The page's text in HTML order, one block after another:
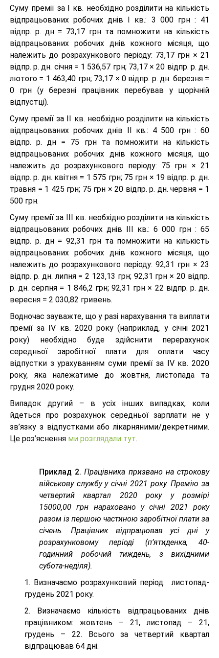
Суму премії за І кв. необхідно розділити на кількість
відпрацьованих робочих днів І кв.: 3 000 грн : 41
відпр. р. дн = 73,17 грн та помножити на кількість
відпрацьованих робочих днів кожного місяця, що
належить до розрахункового періоду: 73,17 грн × 21
відпр. р. дн. січня = 1 536,57 грн; 73,17 × 20 відпр. р. дн.
лютого = 1 463,40 грн; 73,17 × 0 відпр. р. дн. березня =
0 грн (у березні працівник перебував у щорічній
відпустці).
Суму премії за ІІ кв. необхідно розділити на кількість
відпрацьованих робочих днів ІІ кв.: 4 500 грн : 60
відпр. р. дн = 75 грн та помножити на кількість
відпрацьованих робочих днів кожного місяця, що
належить до розрахункового періоду: 75 грн × 21
відпр. р. дн. квітня = 1 575 грн; 75 грн × 19 відпр. р. дн.
травня = 1 425 грн; 75 грн × 20 відпр. р. дн. червня = 1
500 грн.
Суму премії за ІІІ кв. необхідно розділити на кількість
відпрацьованих робочих днів ІІІ кв.: 6 000 грн : 65
відпр. р. дн = 92,31 грн та помножити на кількість
відпрацьованих робочих днів кожного місяця, що
належить до розрахункового періоду: 92,31 грн × 23
відпр. р. дн. липня = 2 123,13 грн; 92,31 грн × 20 відпр.
р. дн. серпня = 1 846,2 грн; 92,31 грн × 22 відпр. р. дн.
вересня = 2 030,82 гривень.
Водночас зауважте, що у разі нарахування та виплати
премії за IV кв. 2020 року (наприклад, у січні 2021
року) необхідно буде здійснити перерахунок
середньої заробітної плати для оплати часу
відпустки з урахуванням суми премії за IV кв. 2020
року, яка належатиме до жовтня, листопада та
грудня 2020 року.
Випадок другий – в усіх інших випадках, коли
йдеться про розрахунок середньої зарплати не у
зв’язку з відпустками або лікарняними/декретними.
Це роз’яснення ми розглядали тут.
Приклад 2. Працівника призвано на строкову
військову службу у січні 2021 року. Премію за
четвертий квартал 2020 року у розмірі
15000,00 грн нараховано у січні 2021 року
разом із першою частиною заробітної плати за
січень. Працівник відпрацював усі дні у
розрахунковому періоді (п’ятиденка, 40-
годинний робочий тиждень, з вихідними
субота-неділя).
1. Визначаємо розрахунковий період: листопад-
грудень 2021 року.
2. Визначаємо кількість відпрацьованих днів
працівником: жовтень – 21, листопад – 21,
грудень – 22. Всього за четвертий квартал
відпрацював 64 дні.